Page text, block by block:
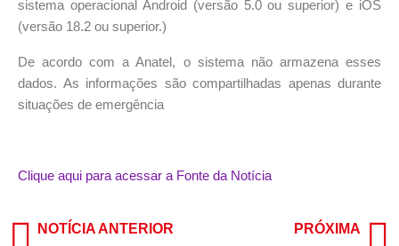
sistema operacional Android (versão 5.0 ou superior) e iOS
(versão 18.2 ou superior.)
De acordo com a Anatel, o sistema não armazena esses
dados. As informações são compartilhadas apenas durante
situações de emergência
Clique aqui para acessar a Fonte da Notícia
NOTÍCIA ANTERIOR PRÓXIMA